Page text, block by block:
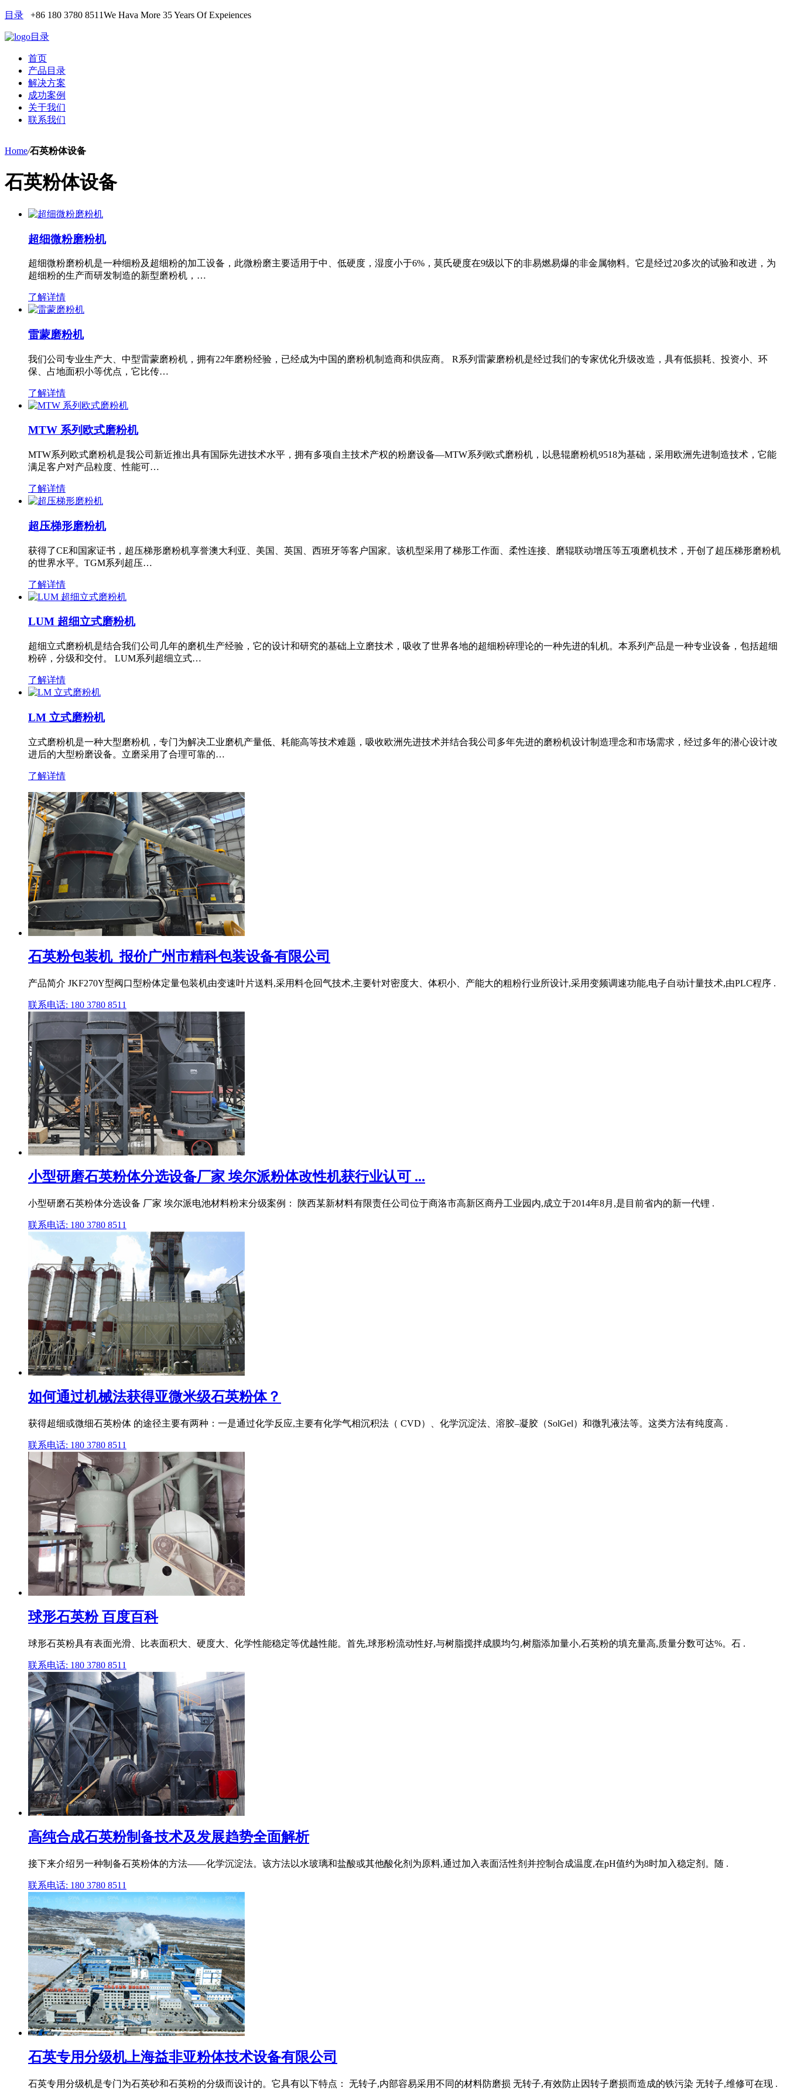
目录 +86 180 3780 8511We Hava More 35 Years Of Expeiences
目录
首页
产品目录
解决方案
成功案例
关于我们
联系我们
Home/石英粉体设备
石英粉体设备
超细微粉磨粉机
超细微粉磨粉机是一种细粉及超细粉的加工设备，此微粉磨主要适用于中、低硬度，湿度小于6%，莫氏硬度在9级以下的非易燃易爆的非金属物料。它是经过20多次的试验和改进，为
超细粉的生产而研发制造的新型磨粉机，…
了解详情
雷蒙磨粉机
我们公司专业生产大、中型雷蒙磨粉机，拥有22年磨粉经验，已经成为中国的磨粉机制造商和供应商。 R系列雷蒙磨粉机是经过我们的专家优化升级改造，具有低损耗、投资小、环
保、占地面积小等优点，它比传…
了解详情
MTW 系列欧式磨粉机
MTW系列欧式磨粉机是我公司新近推出具有国际先进技术水平，拥有多项自主技术产权的粉磨设备—MTW系列欧式磨粉机，以悬辊磨粉机9518为基础，采用欧洲先进制造技术，它能
满足客户对产品粒度、性能可…
了解详情
超压梯形磨粉机
获得了CE和国家证书，超压梯形磨粉机享誉澳大利亚、美国、英国、西班牙等客户国家。该机型采用了梯形工作面、柔性连接、磨辊联动增压等五项磨机技术，开创了超压梯形磨粉机
的世界水平。TGM系列超压…
了解详情
LUM 超细立式磨粉机
超细立式磨粉机是结合我们公司几年的磨机生产经验，它的设计和研究的基础上立磨技术，吸收了世界各地的超细粉碎理论的一种先进的轧机。本系列产品是一种专业设备，包括超细
粉碎，分级和交付。 LUM系列超细立式…
了解详情
LM 立式磨粉机
立式磨粉机是一种大型磨粉机，专门为解决工业磨机产量低、耗能高等技术难题，吸收欧洲先进技术并结合我公司多年先进的磨粉机设计制造理念和市场需求，经过多年的潜心设计改
进后的大型粉磨设备。立磨采用了合理可靠的…
了解详情
石英粉包装机_报价广州市精科包装设备有限公司
产品简介 JKF270Y型阀口型粉体定量包装机由变速叶片送料,采用料仓回气技术,主要针对密度大、体积小、产能大的粗粉行业所设计,采用变频调速功能,电子自动计量技术,由PLC程序 .
联系电话: 180 3780 8511
小型研磨石英粉体分选设备厂家 埃尔派粉体改性机获行业认可 ...
小型研磨石英粉体分选设备 厂家 埃尔派电池材料粉末分级案例： 陕西某新材料有限责任公司位于商洛市高新区商丹工业园内,成立于2014年8月,是目前省内的新一代锂 .
联系电话: 180 3780 8511
如何通过机械法获得亚微米级石英粉体？
获得超细或微细石英粉体 的途径主要有两种：一是通过化学反应,主要有化学气相沉积法（ CVD）、化学沉淀法、溶胶–凝胶（SolGel）和微乳液法等。这类方法有纯度高 .
联系电话: 180 3780 8511
球形石英粉 百度百科
球形石英粉具有表面光滑、比表面积大、硬度大、化学性能稳定等优越性能。首先,球形粉流动性好,与树脂搅拌成膜均匀,树脂添加量小,石英粉的填充量高,质量分数可达%。石 .
联系电话: 180 3780 8511
高纯合成石英粉制备技术及发展趋势全面解析
接下来介绍另一种制备石英粉体的方法——化学沉淀法。该方法以水玻璃和盐酸或其他酸化剂为原料,通过加入表面活性剂并控制合成温度,在pH值约为8时加入稳定剂。随 .
联系电话: 180 3780 8511
石英专用分级机上海益非亚粉体技术设备有限公司
石英专用分级机是专门为石英砂和石英粉的分级而设计的。它具有以下特点： 无转子,内部容易采用不同的材料防磨损 无转子,有效防止因转子磨损而造成的铁污染 无转子,维修可在现 .